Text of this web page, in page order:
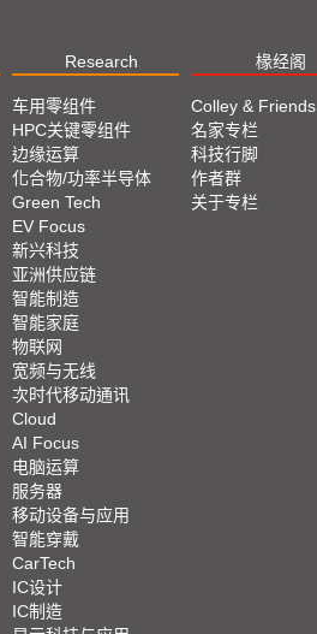
Research 椽经阁
车用零组件
HPC关键零组件
边缘运算
化合物/功率半导体
Green Tech
EV Focus
新兴科技
亚洲供应链
智能制造
智能家庭
物联网
宽频与无线
次时代移动通讯
Cloud
AI Focus
电脑运算
服务器
移动设备与应用
智能穿戴
CarTech
IC设计
IC制造
Colley & Friends
名家专栏
科技行脚
作者群
关于专栏